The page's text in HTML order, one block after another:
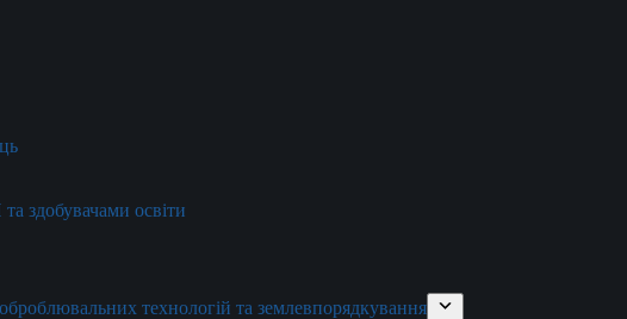
здобувачами освіти
технологій та землевпорядкування